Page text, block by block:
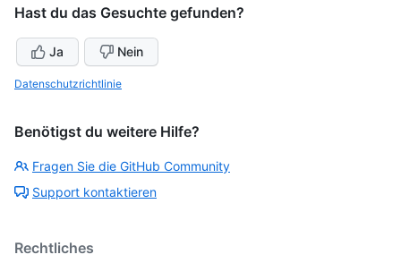
Hast du das Gesuchte gefunden?
Ja Nein
Datenschutzrichtlinie
Benötigst du weitere Hilfe?
Fragen Sie die GitHub Community
Support kontaktieren
Rechtliches